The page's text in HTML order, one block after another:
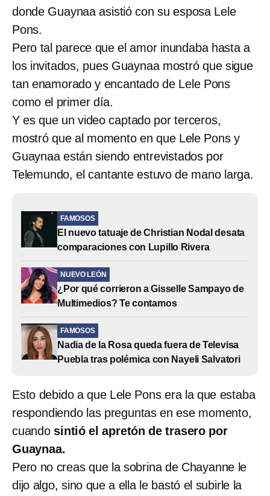
donde Guaynaa asistió con su esposa Lele
Pons.
Pero tal parece que el amor inundaba hasta a
los invitados, pues Guaynaa mostró que sigue
tan enamorado y encantado de Lele Pons
como el primer día.
Y es que un video captado por terceros,
mostró que al momento en que Lele Pons y
Guaynaa están siendo entrevistados por
Telemundo, el cantante estuvo de mano larga.
FAMOSOS
El nuevo tatuaje de Christian Nodal desata
comparaciones con Lupillo Rivera
NUEVO LEÓN
¿Por qué corrieron a Gisselle Sampayo de
Multimedios? Te contamos
FAMOSOS
Nadia de la Rosa queda fuera de Televisa
Puebla tras polémica con Nayeli Salvatori
Esto debido a que Lele Pons era la que estaba
respondiendo las preguntas en ese momento,
cuando sintió el apretón de trasero por
Guaynaa.
Pero no creas que la sobrina de Chayanne le
dijo algo, sino que a ella le bastó el subirle la